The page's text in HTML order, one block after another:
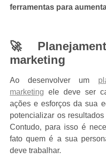
ferramentas para
🚀
marketing
Ao desenvolver um
marketing ele deve ser
ações e esforços da sua
potencializar os
Contudo, para isso é
fato quem é a sua
deve trabalhar.